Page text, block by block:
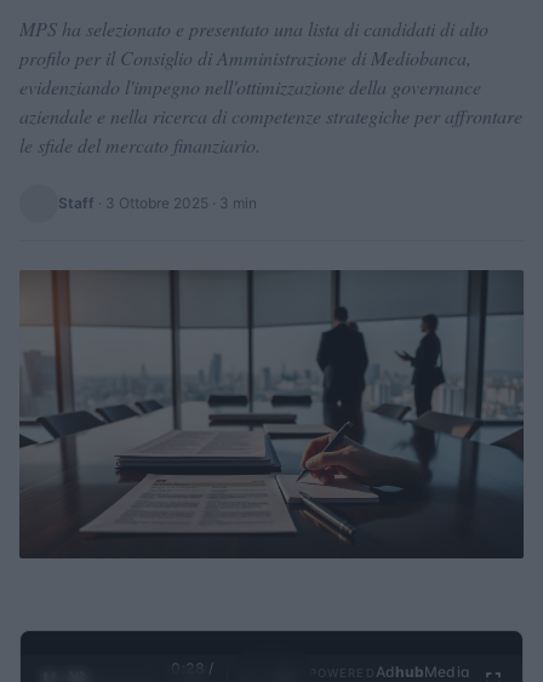
MPS ha selezionato e presentato una lista di candidati di alto
profilo per il Consiglio di Amministrazione di Mediobanca,
evidenziando l'impegno nell'ottimizzazione della governance
aziendale e nella ricerca di competenze strategiche per affrontare
le sfide del mercato finanziario.
Staff · 3 Ottobre 2025 · 3 min
0:29 /
Ad hubMedia